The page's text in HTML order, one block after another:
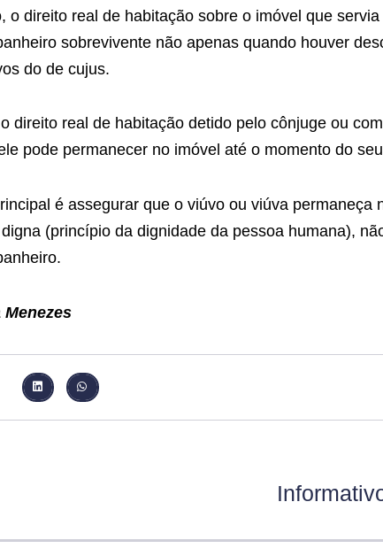
o direito real de habitação sobre o imóvel que
sobrevivente não apenas quando houver
do de cujus.
direito real de habitação detido pelo cônjuge ou
pode permanecer no imóvel até o momento do
é assegurar que o viúvo ou viúva
(princípio da dignidade da pessoa humana),
Menezes